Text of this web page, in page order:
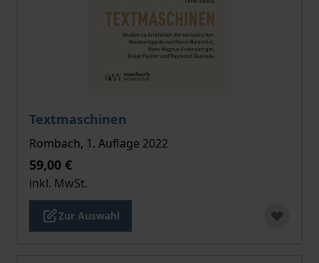
Textmaschinen
Der Preis dieses Titels richtet sich nach der
Rombach, 1. Auflage 2022
59,00 €
inkl. MwSt.
Zur Auswahl